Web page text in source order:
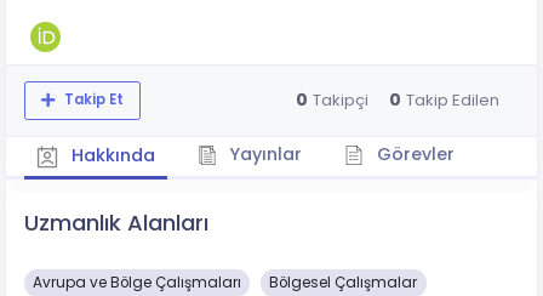
Takip Et 0 Takipçi 0 Takip Edilen
Hakkında Yayınlar Görevler
Uzmanlık Alanları
Avrupa ve Bölge Çalışmaları Bölgesel Çalışmalar